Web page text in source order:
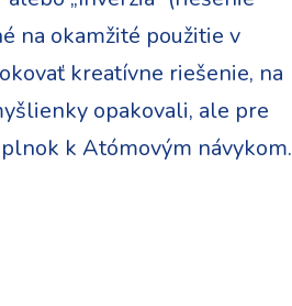
na okamžité použitie v
kreatívne riešenie, na
opakovali, ale pre
k Atómovým návykom.